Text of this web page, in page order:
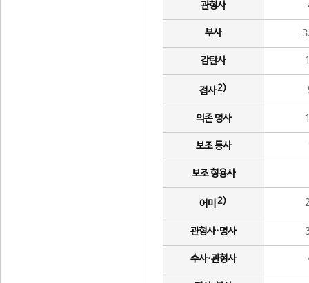
관형사
부사
감탄사
접사2)
의존 명사
보조 동사
보조 형용사
어미 2)
관형사·명사
수사·관형사